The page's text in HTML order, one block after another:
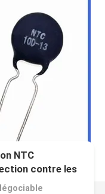
NTC
contre les